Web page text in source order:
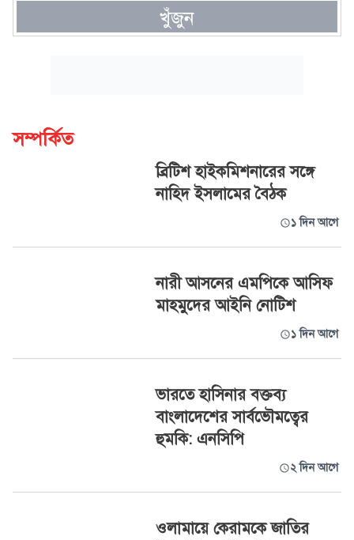
খুঁজুন
সম্পর্কিত
ব্রিটিশ হাইকমিশনারের সঙ্গে
নাহিদ ইসলামের বৈঠক
১ দিন আগে
নারী আসনের এমপিকে আসিফ
মাহমুদের আইনি নোটিশ
১ দিন আগে
ভারতে হাসিনার বক্তব্য
বাংলাদেশের সার্বভৌমত্বের
হুমকি: এনসিপি
২ দিন আগে
ওলামায়ে কেরামকে জাতির